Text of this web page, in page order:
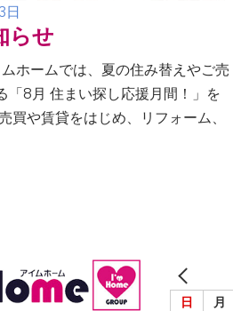
日
らせ
ホームでは、夏の住み替えやご売
「8月 住まい探し応援月間！」を
買や賃貸をはじめ、リフォーム、
日 月